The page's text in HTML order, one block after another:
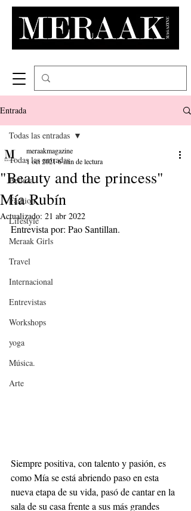
Entrada
Todas las entradas
Belleza
Fashion
Lifestyle
Meraak Girls
Travel
Internacional
Entrevistas
Workshops
yoga
Música.
Arte
Todas las entradas
"Beauty and the princess"
Mía Rubín
meraakmagazine
1 oct 20216 min de lectura
Actualizado: 21 abr 2022
Entrevista por: Pao Santillan.
Siempre positiva, con talento y pasión, es
como Mía se está abriendo paso en esta
nueva etapa de su vida, pasó de cantar en la
sala de su casa frente a sus más grandes